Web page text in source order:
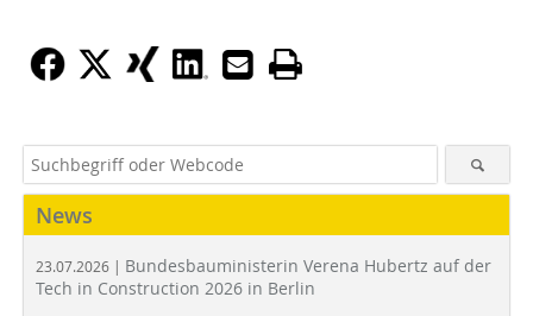
News
23.07.2026 | Bundesbauministerin Verena Hubertz auf der
Tech in Construction 2026 in Berlin